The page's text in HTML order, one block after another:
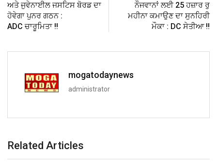
ਅਤੇ ਜੁਵੇਨਾਈਲ ਜਸਟਿਸ ਬੋਰਡ ਦਾ
ਹੋਵੇਗਾ ਪੁਨਰ ਗਠਨ :
ADC ਚਾਰੂਮਿਤਾ !!
ਨੌਜਵਾਨਾਂ ਲਈ 25 ਹਜ਼ਾਰ ਰੁ
ਮਹੀਨਾ ਕਮਾਉਣ ਦਾ ਸੁਨਹਿਰੀ
ਮੌਕਾ : DC ਸੇਤੀਆ !!
mogatodaynews
administrator
Related Articles